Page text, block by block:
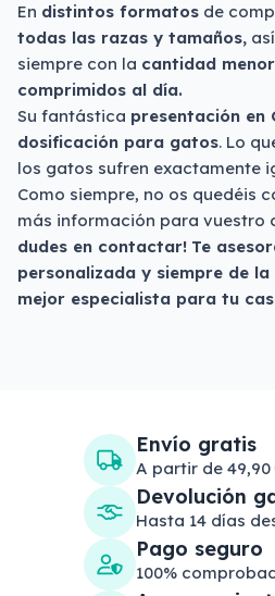
En distintos formatos de
todas las razas y tamaños,
siempre con la cantidad
comprimidos al día.
Su fantástica presentación en
dosificación para gatos. Lo
los gatos sufren exactamente
Como siempre, no os quedéis
más información para vuestro
dudes en contactar! Te
personalizada y siempre de
mejor especialista para tu
Envío gratis
A partir de 49,90
Devolución
Hasta 14 días
Pago seguro
100%